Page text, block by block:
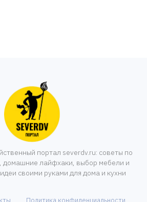
портал severdv.ru: советы по
домашние лайфхаки, выбор мебели и
своими руками для дома и кухни
Политика конфиденциальности